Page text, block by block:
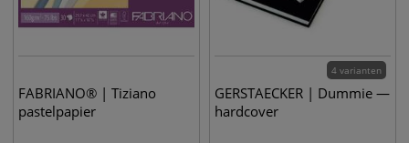
FABRIANO® | Tiziano
pastelpapier
4 varianten
GERSTAECKER | Dummie —
hardcover